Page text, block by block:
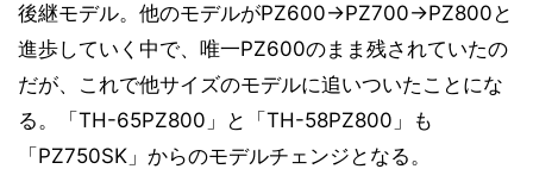
後継モデル。他のモデルがPZ600→PZ700→PZ800と
進歩していく中で、唯一PZ600のまま残されていたの
だが、これで他サイズのモデルに追いついたことにな
る。「TH-65PZ800」と「TH-58PZ800」も
「PZ750SK」からのモデルチェンジとなる。